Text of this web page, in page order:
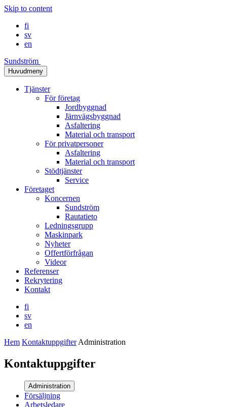
Skip to content
fi
sv
en
Sundström
Huvudmeny
Tjänster
För företag
Jordbyggnad
Järnvägsbyggnad
Asfaltering
Material och transport
För privatpersoner
Asfaltering
Material och transport
Stödtjänster
Service
Företaget
Koncernen
Sundström
Rautatieto
Ledningsgrupp
Maskinpark
Nyheter
Offertförfrågan
Videor
Referenser
Rekrytering
Kontakt
fi
sv
en
Hem Kontaktuppgifter Administration
Kontaktuppgifter
Administration
Försäljning
Arbetsledare